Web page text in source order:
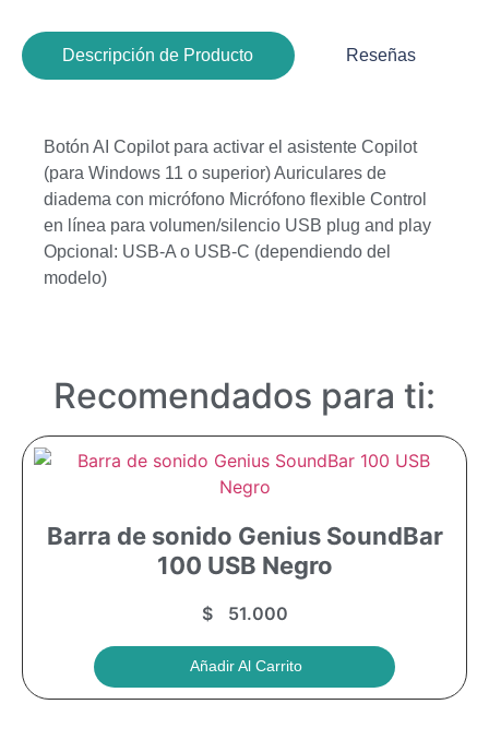
Descripción de Producto Reseñas
Botón AI Copilot para activar el asistente Copilot
(para Windows 11 o superior) Auriculares de
diadema con micrófono Micrófono flexible Control
en línea para volumen/silencio USB plug and play
Opcional: USB-A o USB-C (dependiendo del
modelo)
Recomendados para ti:
Barra de sonido Genius SoundBar
100 USB Negro
$51.000
Añadir Al Carrito